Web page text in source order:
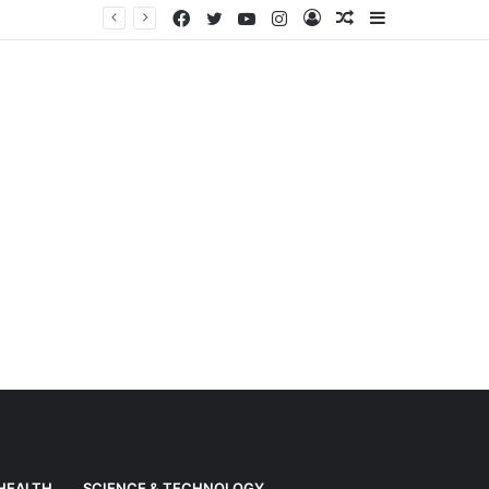
Random
Log
Instagram
YouTube
Twitter
Facebook